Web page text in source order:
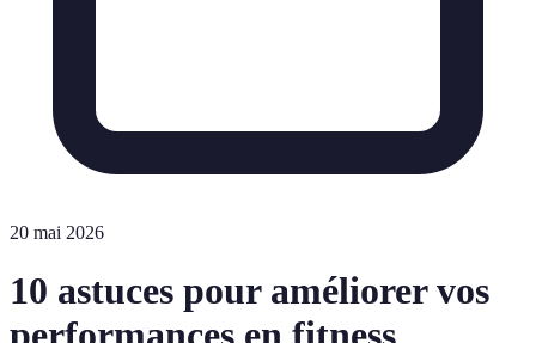
20 mai 2026
10 astuces pour améliorer vos